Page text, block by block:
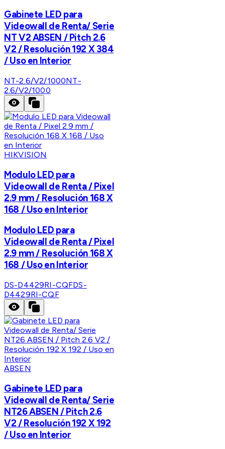
Gabinete LED para
Videowall de Renta/ Serie
NT V2 ABSEN / Pitch 2.6
V2 / Resolución 192 X 384
/ Uso en Interior
NT-2.6/V2/1000NT-
2.6/V2/1000
HIKVISION
Modulo LED para
Videowall de Renta / Pixel
2.9 mm / Resolución 168 X
168 / Uso en Interior
Modulo LED para
Videowall de Renta / Pixel
2.9 mm / Resolución 168 X
168 / Uso en Interior
DS-D4429RI-CQFDS-
D4429RI-CQF
ABSEN
Gabinete LED para
Videowall de Renta/ Serie
NT26 ABSEN / Pitch 2.6
V2 / Resolución 192 X 192
/ Uso en Interior